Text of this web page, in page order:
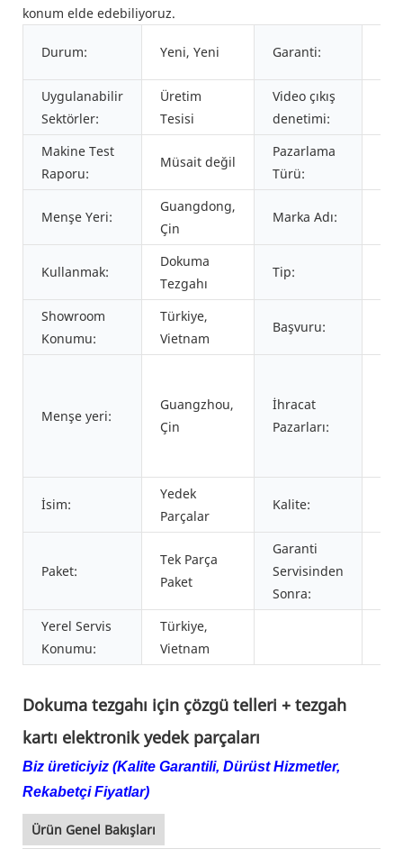
konum elde edebiliyoruz.
Durum: Yeni, Yeni Garanti:
Uygulanabilir
Sektörler:
Üretim
Tesisi
Video çıkış
denetimi:
Makine Test
Raporu:
Müsait değil
Pazarlama
Türü:
Menşe Yeri:
Guangdong,
Çin
Marka Adı:
Kullanmak:
Dokuma
Tezgahı
Tip:
Showroom
Konumu:
Türkiye,
Vietnam
Başvuru:
Menşe yeri:
Guangzhou,
Çin
İhracat
Pazarları:
İsim:
Yedek
Parçalar
Kalite:
Paket:
Tek Parça
Paket
Garanti
Servisinden
Sonra:
Yerel Servis
Konumu:
Türkiye,
Vietnam
Dokuma tezgahı için çözgü telleri + tezgah
kartı elektronik yedek parçaları
Biz üreticiyiz (Kalite Garantili, Dürüst Hizmetler,
Rekabetçi Fiyatlar)
Ürün Genel Bakışları